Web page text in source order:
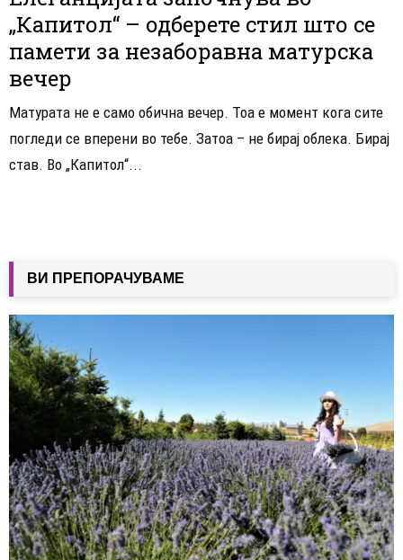
„Капитол“ – одберете стил што се
памети за незаборавна матурска
вечер
Матурата не е само обична вечер. Тоа е момент кога сите
погледи се вперени во тебе. Затоа – не бирај облека. Бирај
став. Во „Капитол“...
ВИ ПРЕПОРАЧУВАМЕ